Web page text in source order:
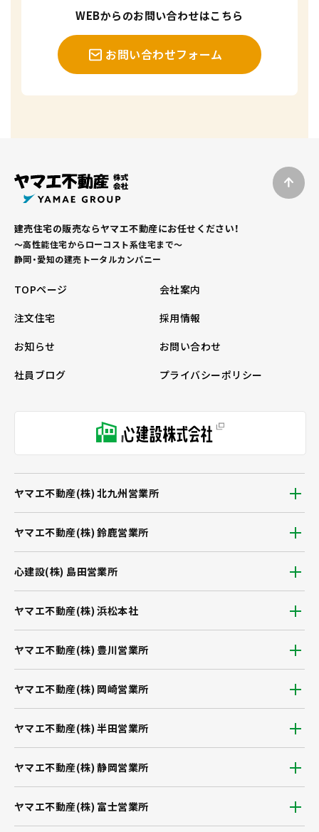
WEBからのお問い合わせはこちら
お問い合わせフォーム
建売住宅の販売ならヤマエ不動産にお任せください！
～高性能住宅からローコスト系住宅まで～
静岡・愛知の建売トータルカンパニー
TOPページ
会社案内
注文住宅
採用情報
お知らせ
お問い合わせ
社員ブログ
プライバシーポリシー
ヤマエ不動産(株) 浜松本社
ヤマエ不動産(株) 静岡営業所
ヤマエ不動産(株) 豊川営業所
ヤマエ不動産(株) 富士営業所
ヤマエ不動産(株) 岡崎営業所
ヤマエ不動産(株) 半田営業所
ヤマエ不動産(株) 北九州営業所
ヤマエ不動産(株) 鈴鹿営業所
心建設(株) 島田営業所